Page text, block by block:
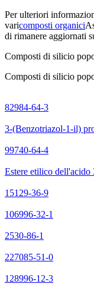
Per ulteriori
varicomposti organici
di rimanere aggiornati
Composti di silicio
Composti di silicio
82984-64-3
3-(Benzotriazol-1-il)
99740-64-4
Estere etilico
15129-36-9
106996-32-1
2530-86-1
227085-51-0
128996-12-3